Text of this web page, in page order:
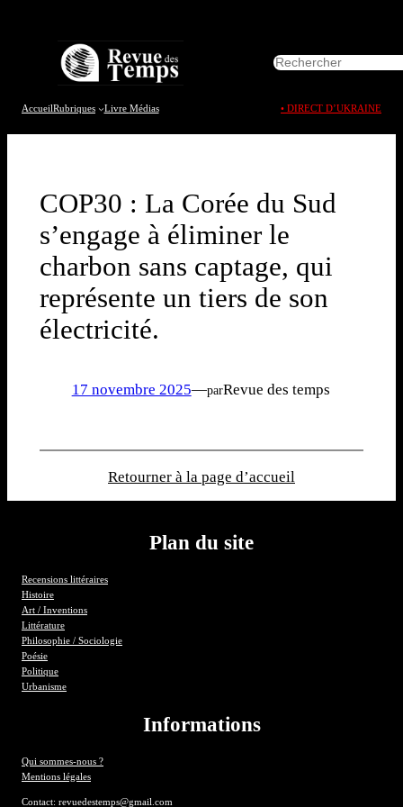
R
r
AccueilRubriques Livre Médias • DIRECT D’UKRAINE
COP30 : La Corée du Sud
s’engage à éliminer le
charbon sans captage, qui
représente un tiers de son
électricité.
17 novembre 2025—parRevue des temps
Retourner à la page d’accueil
Plan du site
Recensions littéraires
Histoire
Art / Inventions
Littérature
Philosophie / Sociologie
Poésie
Politique
Urbanisme
Informations
Qui sommes-nous ?
Mentions légales
Contact: revuedestemps@gmail.com